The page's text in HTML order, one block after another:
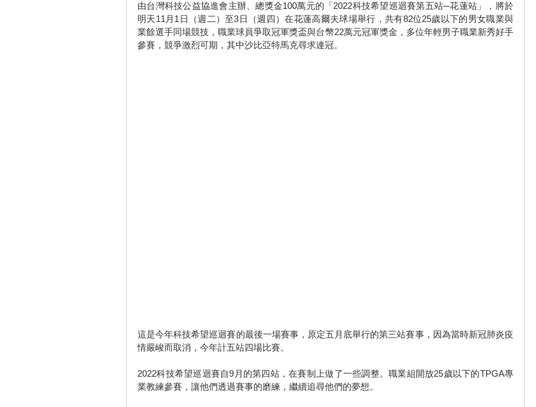
由台灣科技公益協進會主辦、總獎金100萬元的「2022科技希望巡迴賽第五站─花蓮站」，將於
明天11月1日（週二）至3日（週四）在花蓮高爾夫球場舉行，共有82位25歲以下的男女職業與
業餘選手同場競技，職業球員爭取冠軍獎盃與台幣22萬元冠軍獎金，多位年輕男子職業新秀好手
參賽，競爭激烈可期，其中沙比亞特馬克尋求連冠。
這是今年科技希望巡迴賽的最後一場賽事，原定五月底舉行的第三站賽事，因為當時新冠肺炎疫
情嚴峻而取消，今年計五站四場比賽。
2022科技希望巡迴賽自9月的第四站，在賽制上做了一些調整。職業組開放25歲以下的TPGA專
業教練參賽，讓他們透過賽事的磨練，繼續追尋他們的夢想。